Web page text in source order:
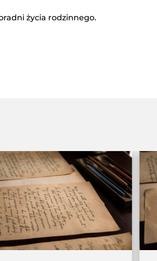
życia rodzinnego.